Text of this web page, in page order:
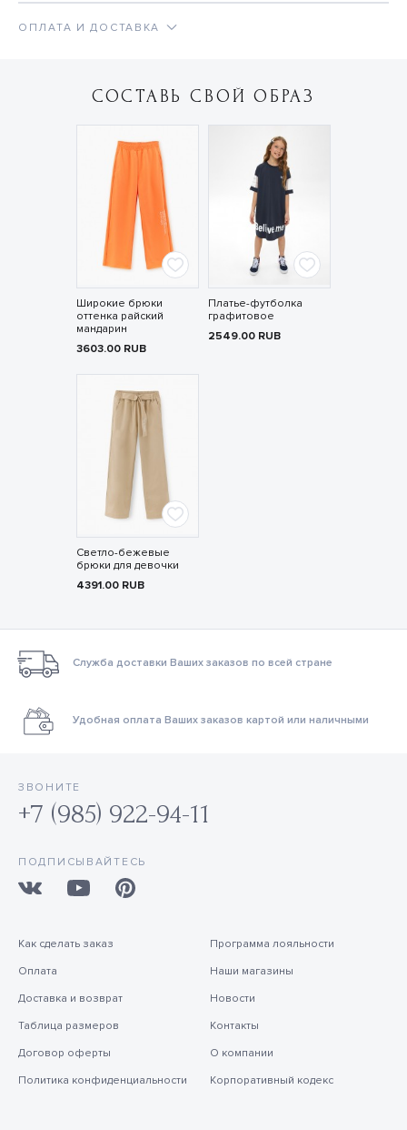
ОПЛАТА И ДОСТАВКА
СОСТАВЬ СВОЙ ОБРАЗ
Широкие брюки
оттенка райский
мандарин
3603.00 RUB
Платье-футболка
графитовое
2549.00 RUB
Светло-бежевые
брюки для девочки
4391.00 RUB
Служба доставки Ваших заказов по всей стране
Удобная оплата Ваших заказов картой или наличными
ЗВОНИТЕ
+7 (985) 922-94-11
ПОДПИСЫВАЙТЕСЬ
Как сделать заказ
Оплата
Доставка и возврат
Таблица размеров
Договор оферты
Политика конфиденциальности
Программа лояльности
Наши магазины
Новости
Контакты
О компании
Корпоративный кодекс